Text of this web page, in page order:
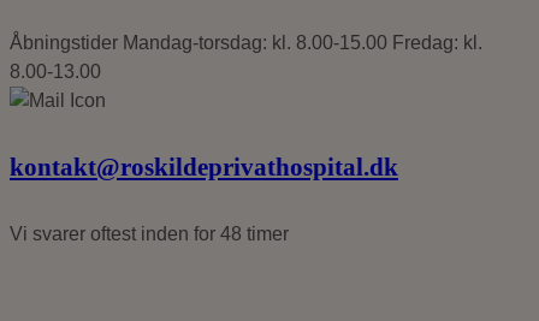
Åbningstider Mandag-torsdag: kl. 8.00-15.00 Fredag: kl.
8.00-13.00
kontakt@roskildeprivathospital.dk
Vi svarer oftest inden for 48 timer